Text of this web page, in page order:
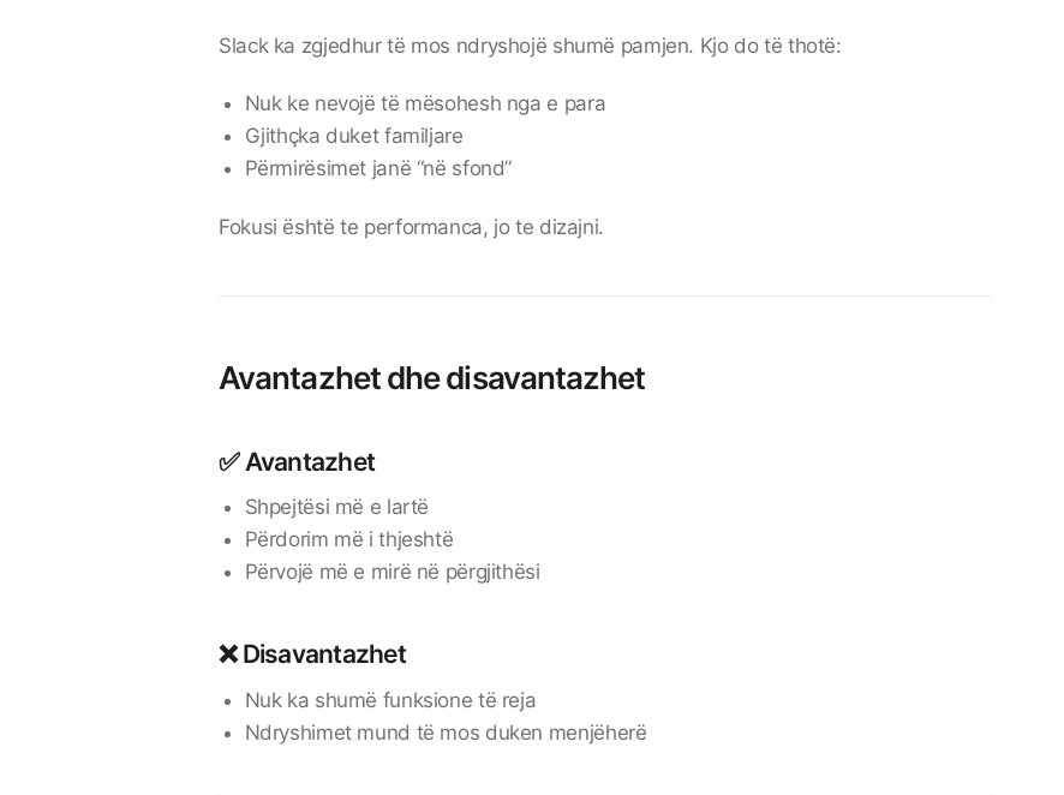
Slack ka zgjedhur të mos ndryshojë shumë pamjen. Kjo do të thotë:
Nuk ke nevojë të mësohesh nga e para
Gjithçka duket familjare
Përmirësimet janë “në sfond”
Fokusi është te performanca, jo te dizajni.
Avantazhet dhe disavantazhet
✅ Avantazhet
Shpejtësi më e lartë
Përdorim më i thjeshtë
Përvojë më e mirë në përgjithësi
❌ Disavantazhet
Nuk ka shumë funksione të reja
Ndryshimet mund të mos duken menjëherë